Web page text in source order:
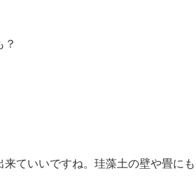
？
ていいですね。珪藻土の壁や畳にも